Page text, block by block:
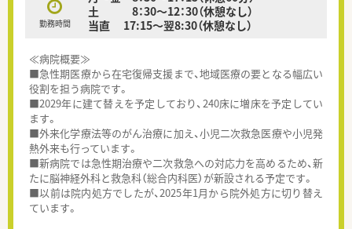
勤務時間
土 8：30～12：30（休憩なし）
当直 17:15～翌8:30（休憩なし）
≪病院概要≫
■急性期医療から在宅復帰支援まで、地域医療の要となる幅広い
役割を担う病院です。
■2029年に建て替えを予定しており、240床に増床を予定してい
ます。
■外来化学療法等のがん治療に加え、小児二次救急医療や小児発
熱外来も行っています。
■新病院では急性期治療や二次救急への対応力を高めるため、新
たに脳神経外科と救急科（総合内科医）が新設される予定です。
■以前は院内処方でしたが、2025年1月から院外処方に切り替え
ています。